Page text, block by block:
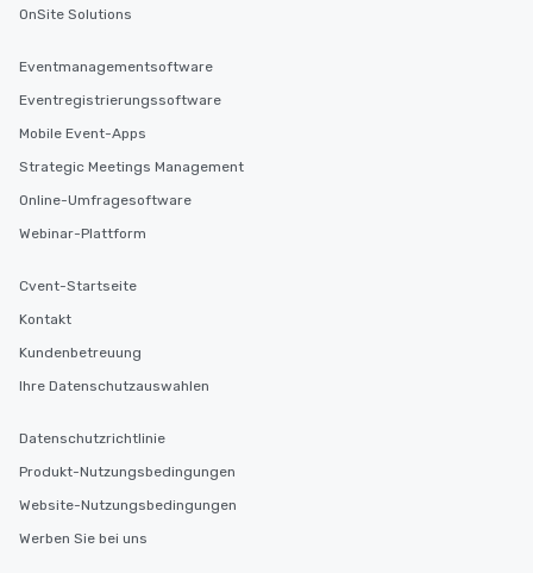
OnSite Solutions
Eventmanagementsoftware
Eventregistrierungssoftware
Mobile Event-Apps
Strategic Meetings Management
Online-Umfragesoftware
Webinar-Plattform
Cvent-Startseite
Kontakt
Kundenbetreuung
Ihre Datenschutzauswahlen
Datenschutzrichtlinie
Produkt-Nutzungsbedingungen
Website-Nutzungsbedingungen
Werben Sie bei uns